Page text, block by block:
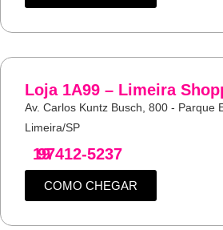
Loja 1A99 – Limeira
Av. Carlos Kuntz Busch, 800 - Parque
Limeira/SP
19
97412-5237
COMO CHEGAR